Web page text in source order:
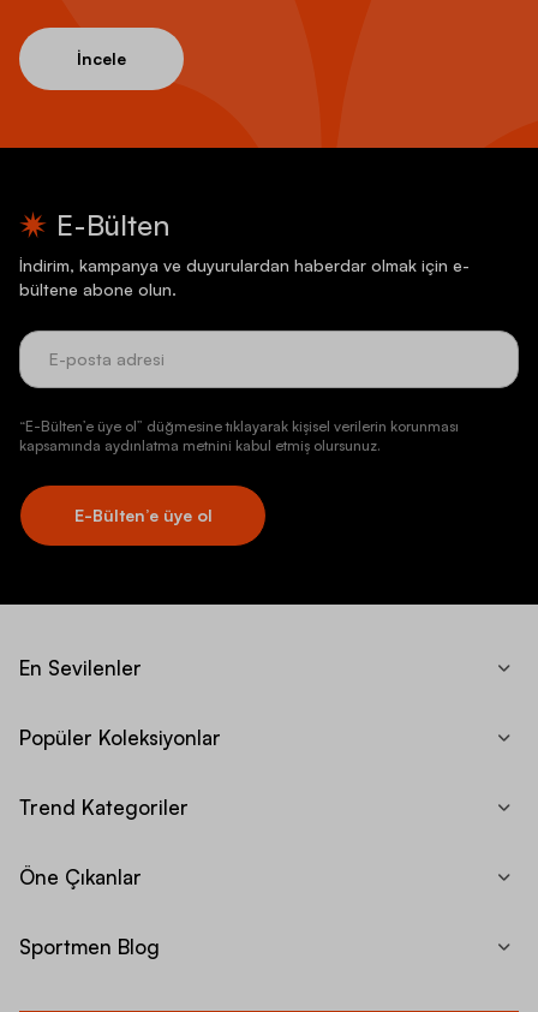
İncele
E-Bülten
İndirim, kampanya ve duyurulardan haberdar olmak için e-
bültene abone olun.
“E-Bülten’e üye ol” düğmesine tıklayarak kişisel verilerin korunması
kapsamında aydınlatma metnini kabul etmiş olursunuz.
E-Bülten’e üye ol
En Sevilenler
Popüler Koleksiyonlar
Trend Kategoriler
Öne Çıkanlar
Sportmen Blog